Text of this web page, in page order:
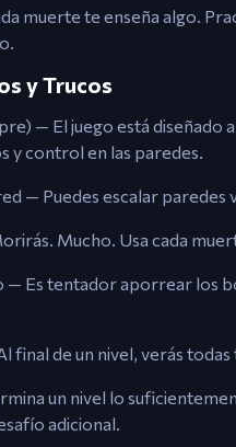
muerte te enseña algo.
y Trucos
— El juego está
y control en las paredes.
— Puedes escalar
Mucho. Usa cada
— Es tentador aporrear los
final de un nivel, verás
un nivel lo
adicional.